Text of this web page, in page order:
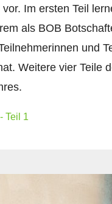
Im ersten Teil
als BOB
und
Weitere vier Teile
Teil 1